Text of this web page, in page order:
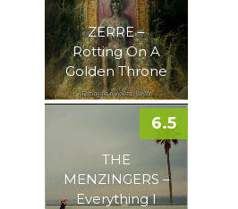
ZERRE –
Rotting On A
Golden Throne
THE
MENZINGERS –
Everything I
6.5